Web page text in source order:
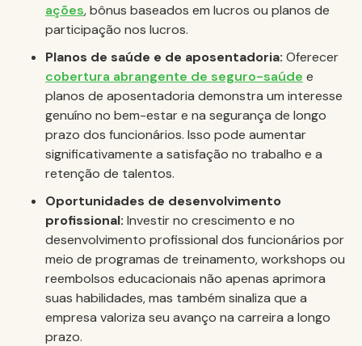
ações, bônus baseados em lucros ou planos de
participação nos lucros.
Planos de saúde e de aposentadoria: Oferecer
cobertura abrangente de seguro-saúde e
planos de aposentadoria demonstra um interesse
genuíno no bem-estar e na segurança de longo
prazo dos funcionários. Isso pode aumentar
significativamente a satisfação no trabalho e a
retenção de talentos.
Oportunidades de desenvolvimento
profissional: Investir no crescimento e no
desenvolvimento profissional dos funcionários por
meio de programas de treinamento, workshops ou
reembolsos educacionais não apenas aprimora
suas habilidades, mas também sinaliza que a
empresa valoriza seu avanço na carreira a longo
prazo.